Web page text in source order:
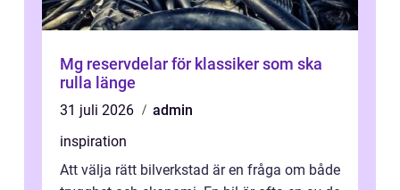
Mg reservdelar för klassiker som ska
rulla länge
31 juli 2026
admin
inspiration
Att välja rätt bilverkstad är en fråga om både